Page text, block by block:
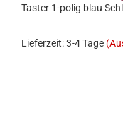
Taster 1-polig blau
Lieferzeit: 3-4 Tage